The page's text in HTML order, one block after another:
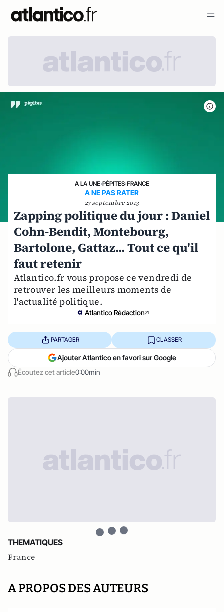
A LA UNE›PÉPITES›FRANCE
A NE PAS RATER
27 septembre 2013
Zapping politique du jour : Daniel
Cohn-Bendit, Montebourg,
Bartolone, Gattaz... Tout ce qu'il
faut retenir
Atlantico.fr vous propose ce vendredi de
retrouver les meilleurs moments de
l'actualité politique.
Atlantico Rédaction
Écoutez cet article0:00min
PARTAGER CLASSER
Ajouter Atlantico en favori sur Google
THEMATIQUES
France
A PROPOS DES AUTEURS